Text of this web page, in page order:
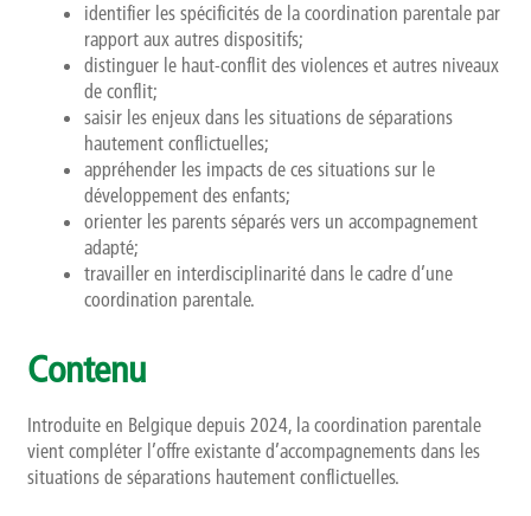
identifier les spécificités de la coordination parentale par
rapport aux autres dispositifs;
distinguer le haut-conflit des violences et autres niveaux
de conflit;
saisir les enjeux dans les situations de séparations
hautement conflictuelles;
appréhender les impacts de ces situations sur le
développement des enfants;
orienter les parents séparés vers un accompagnement
adapté;
travailler en interdisciplinarité dans le cadre d’une
coordination parentale.
Contenu
Introduite en Belgique depuis 2024, la coordination parentale
vient compléter l’offre existante d’accompagnements dans les
situations de séparations hautement conflictuelles.